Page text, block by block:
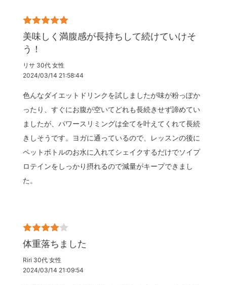
美味しく満腹感が長持ちして続けていけそ
う！
リサ 30代 女性
2024/03/14 21:58:44
色んなダイエットドリンクを試しましたが味が粉っぽか
ったり、すぐにお腹が空いてどれも長続きせず諦めてい
ましたが、パワースリミングは全てを叶えてくれて長続
きしそうです。ヨガに通っているので、レッスンの後に
ペットボトルのお水に入れてシェイクするだけでソイプ
ロテインをしっかり摂れるので減量がキープできまし
た。
体重落ちました
Riri 30代 女性
2024/03/14 21:09:54